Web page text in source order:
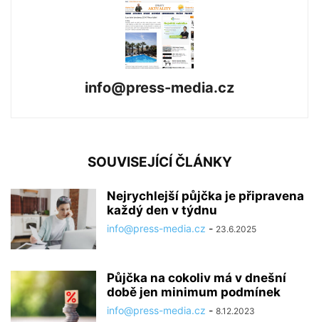
info@press-media.cz
SOUVISEJÍCÍ ČLÁNKY
Nejrychlejší půjčka je připravena
každý den v týdnu
info@press-media.cz - 23.6.2025
Půjčka na cokoliv má v dnešní
době jen minimum podmínek
info@press-media.cz - 8.12.2023